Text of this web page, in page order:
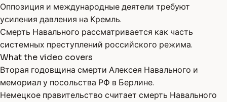
Оппозиция и международные деятели требуют
усиления давления на Кремль.
Смерть Навального рассматривается как часть
системных преступлений российского режима.
What the video covers
Вторая годовщина смерти Алексея Навального и
мемориал у посольства РФ в Берлине.
Немецкое правительство считает смерть Навального